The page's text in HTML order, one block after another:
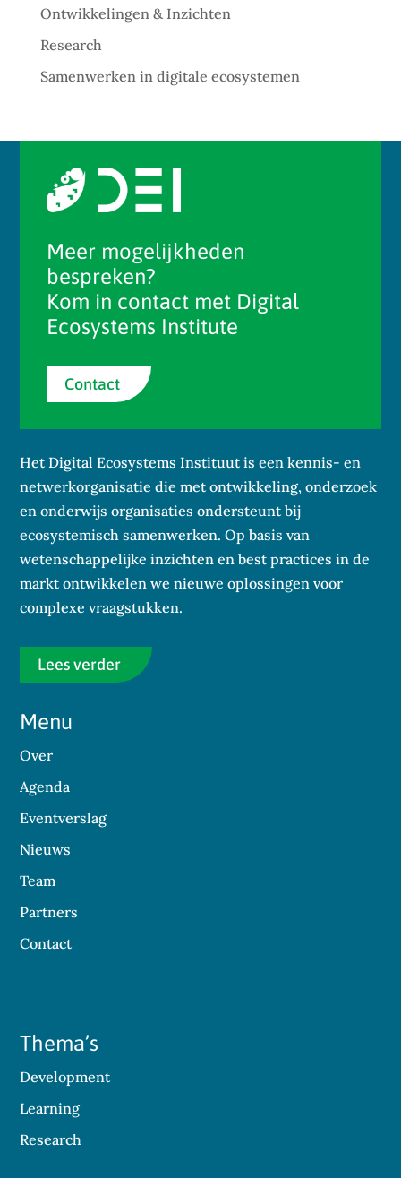
Ontwikkelingen & Inzichten
Research
Samenwerken in digitale ecosystemen
Meer mogelijkheden
bespreken?
Kom in contact met Digital
Ecosystems Institute
Contact
Het Digital Ecosystems Instituut is een kennis- en
netwerkorganisatie die met ontwikkeling, onderzoek
en onderwijs organisaties ondersteunt bij
ecosystemisch samenwerken. Op basis van
wetenschappelijke inzichten en best practices in de
markt ontwikkelen we nieuwe oplossingen voor
complexe vraagstukken.
Lees verder
Menu
Over
Agenda
Eventverslag
Nieuws
Team
Partners
Contact
Thema’s
Development
Learning
Research